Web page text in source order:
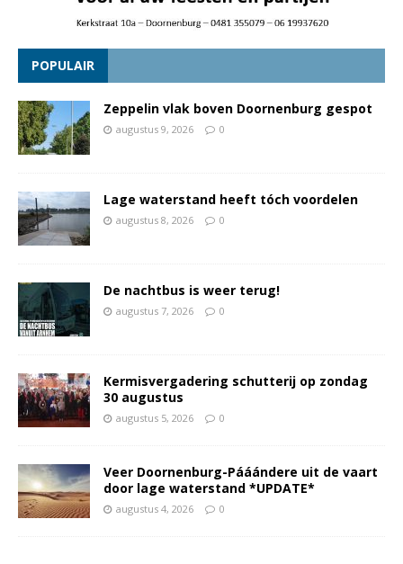
POPULAIR
Zeppelin vlak boven Doornenburg gespot
augustus 9, 2026 0
Lage waterstand heeft tóch voordelen
augustus 8, 2026 0
De nachtbus is weer terug!
augustus 7, 2026 0
Kermisvergadering schutterij op zondag
30 augustus
augustus 5, 2026 0
Veer Doornenburg-Pááándere uit de vaart
door lage waterstand *UPDATE*
augustus 4, 2026 0